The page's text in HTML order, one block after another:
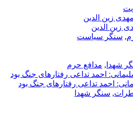
, سنگر سیاست
شهدا , مدافع حرم
احمد تداعی رفتارهای جنگ بود
, سنگر شهدا